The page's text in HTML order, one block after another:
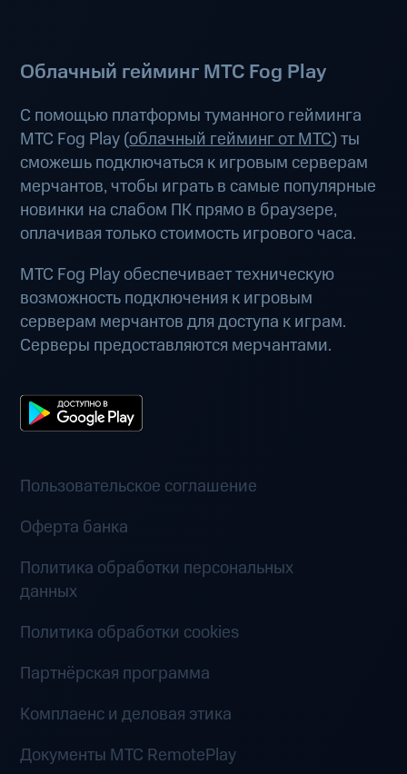
Облачный гейминг МТС Fog Play
С помощью платформы туманного гейминга
МТС Fog Play (облачный гейминг от МТС) ты
сможешь подключаться к игровым серверам
мерчантов, чтобы играть в самые популярные
новинки на слабом ПК прямо в браузере,
оплачивая только стоимость игрового часа.
МТС Fog Play обеспечивает техническую
возможность подключения к игровым
серверам мерчантов для доступа к играм.
Серверы предоставляются мерчантами.
Пользовательское соглашение
Оферта банка
Политика обработки персональных
данных
Политика обработки cookies
Партнёрская программа
Комплаенс и деловая этика
Документы MTC RemotePlay